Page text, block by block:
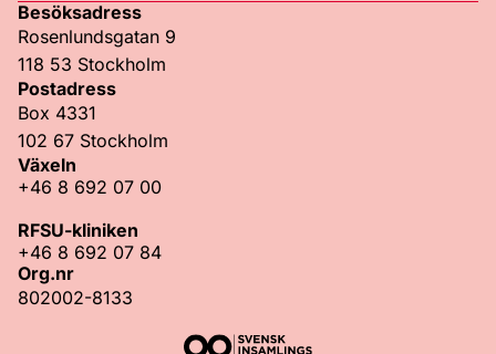
Besöksadress
Rosenlundsgatan 9
118 53 Stockholm
Postadress
Box 4331
102 67 Stockholm
Växeln
+46 8 692 07 00
RFSU-kliniken
+46 8 692 07 84
Org.nr
802002-8133